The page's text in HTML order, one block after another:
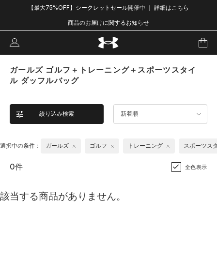
【最大75%OFF】シークレットセール開催中 ｜ 詳細はこちら
商品のお届けに関するお知らせ
ガールズ ゴルフ＋トレーニング＋スポーツスタイ
ル ダッフルバッグ
絞り込み検索 新着順
選択中の条件： ガールズ ゴルフ トレーニング スポーツス
0件 全色表示
該当する商品がありません。